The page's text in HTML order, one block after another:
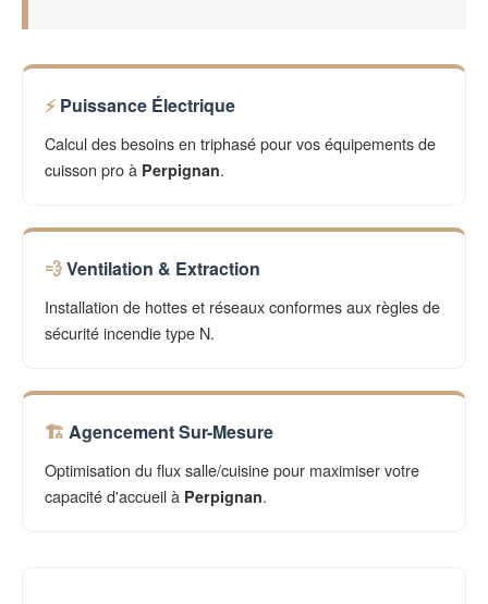
Puissance Électrique
Calcul des besoins en triphasé pour vos équipements de
cuisson pro à Perpignan.
Ventilation & Extraction
Installation de hottes et réseaux conformes aux règles de
sécurité incendie type N.
Agencement Sur-Mesure
Optimisation du flux salle/cuisine pour maximiser votre
capacité d'accueil à Perpignan.